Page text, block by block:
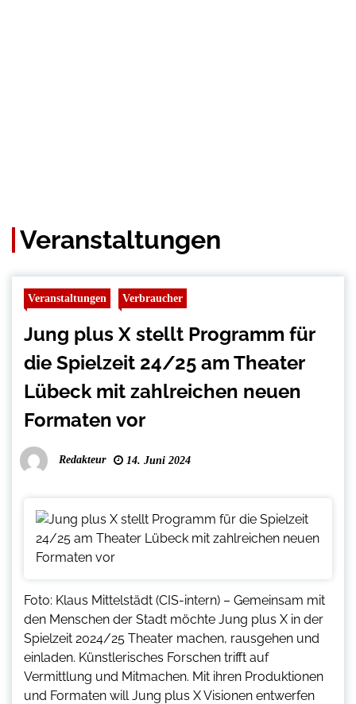
Veranstaltungen
Veranstaltungen Verbraucher
Jung plus X stellt Programm für
die Spielzeit 24/25 am Theater
Lübeck mit zahlreichen neuen
Formaten vor
Redakteur 14. Juni 2024
Foto: Klaus Mittelstädt (CIS-intern) – Gemeinsam mit
den Menschen der Stadt möchte Jung plus X in der
Spielzeit 2024/25 Theater machen, rausgehen und
einladen. Künstlerisches Forschen trifft auf
Vermittlung und Mitmachen. Mit ihren Produktionen
und Formaten will Jung plus X Visionen entwerfen